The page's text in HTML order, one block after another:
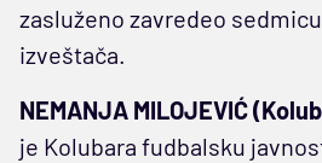
zasluženo zavredeo
izveštača.
NEMANJA MILOJEVIĆ
je Kolubara fudbalsku